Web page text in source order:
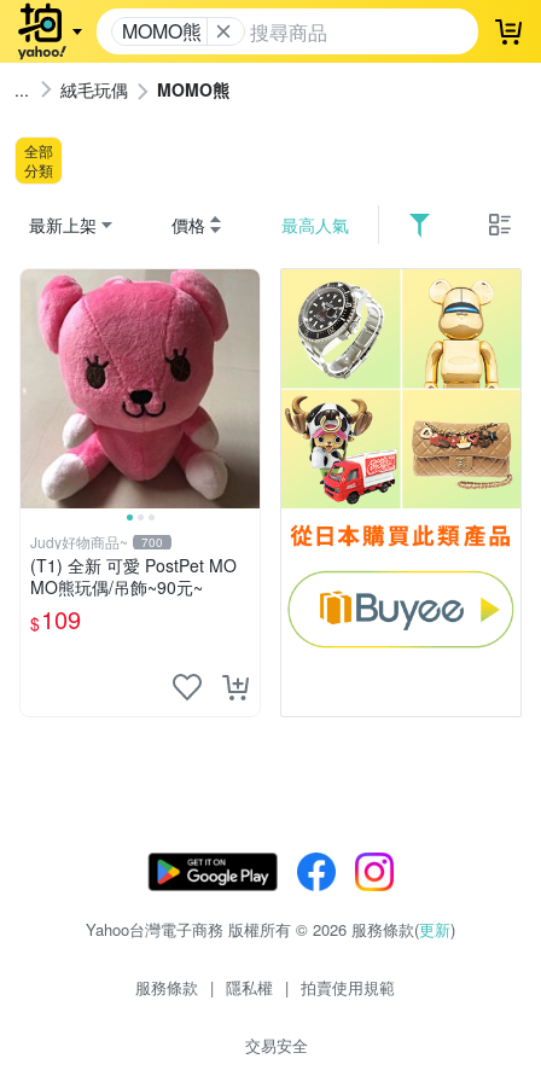
MOMO熊 登
絨毛玩偶 MOMO熊
全部
分類
最新上架 價格 最高人氣
Judy好物商品~ 700
(T1) 全新 可愛 PostPet MO
MO熊玩偶/吊飾~90元~
$109
Yahoo台灣電子商務 版權所有 © 2026 服務條款(更新)
服務條款 | 隱私權 | 拍賣使用規範
交易安全